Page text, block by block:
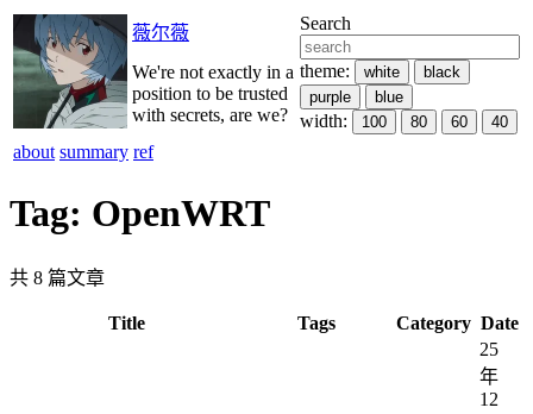
薇尔薇 Search
theme: white
black
purple
blue
width: 100 80 60 40
We're not exactly in a
position to be trusted
with secrets, are we?
about summary ref
Tag: OpenWRT
共 8 篇文章
Title Tags Category Date
25
年
12